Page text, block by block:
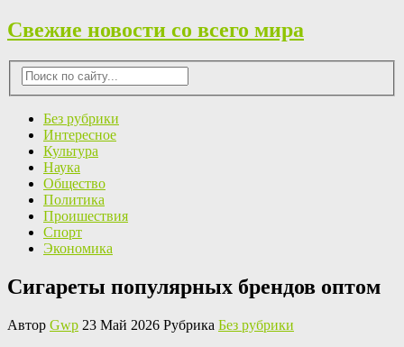
Свежие новости со всего мира
Без рубрики
Интересное
Культура
Наука
Общество
Политика
Проишествия
Спорт
Экономика
Сигареты популярных брендов оптом
Автор Gwp 23 Май 2026 Рубрика Без рубрики